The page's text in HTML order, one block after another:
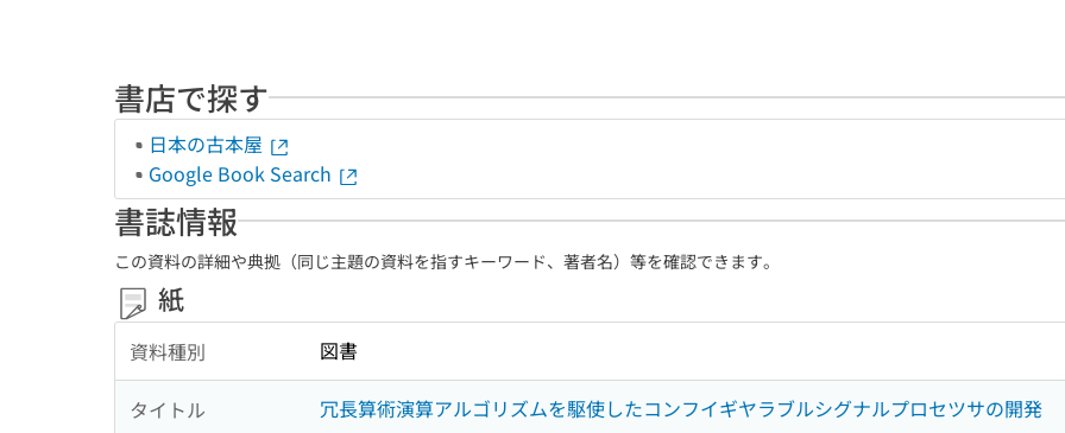
書店で探す
日本の古本屋
Google Book Search
書誌情報
この資料の詳細や典拠（同じ主題の資料を指すキーワード、著者名）等を確認できます。
紙
資料種別 図書
タイトル 冗長算術演算アルゴリズムを駆使したコンフイギヤラブルシグナルプロセツサの開発